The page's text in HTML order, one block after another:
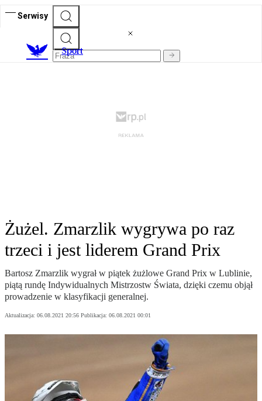
Serwisy
Sport
Żużel. Zmarzlik wygrywa po raz
trzeci i jest liderem Grand Prix
Bartosz Zmarzlik wygrał w piątek żużlowe Grand Prix w Lublinie,
piątą rundę Indywidualnych Mistrzostw Świata, dzięki czemu objął
prowadzenie w klasyfikacji generalnej.
Aktualizacja: 06.08.2021 20:56 Publikacja: 06.08.2021 00:01